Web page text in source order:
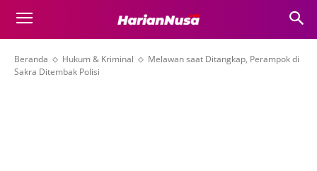
Beranda Hukum & Kriminal
Melawan saat Ditangkap, Perampok di
Sakra Ditembak Polisi